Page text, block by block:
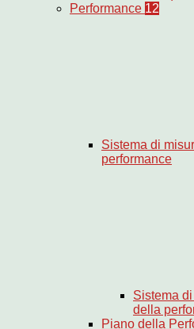
Performance 12
Sistema di
performance
Sistema
della
Piano della